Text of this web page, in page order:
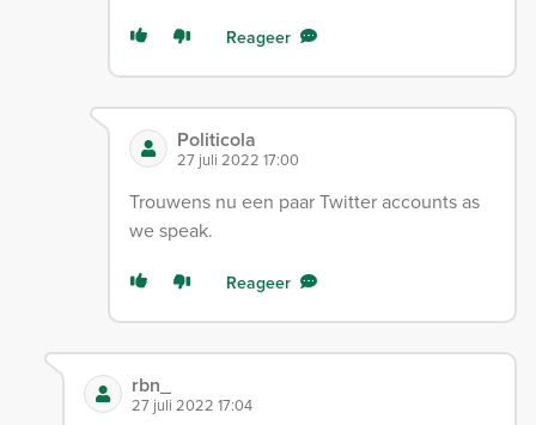
Reageer
Politicola
27 juli 2022 17:00
Trouwens nu een paar Twitter accounts as
we speak.
Reageer
rbn_
27 juli 2022 17:04